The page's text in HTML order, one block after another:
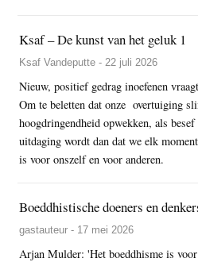
Ksaf – De kunst van het geluk 1
Ksaf Vandeputte - 22 juli 2026
Nieuw, positief gedrag inoefenen
Om te beletten dat onze overtuiging
hoogdringendheid opwekken, als
uitdaging wordt dan dat we elk
is voor onszelf en voor anderen.
Boeddhistische doeners en
gastauteur - 17 mei 2026
Arjan Mulder: 'Het boeddhisme is